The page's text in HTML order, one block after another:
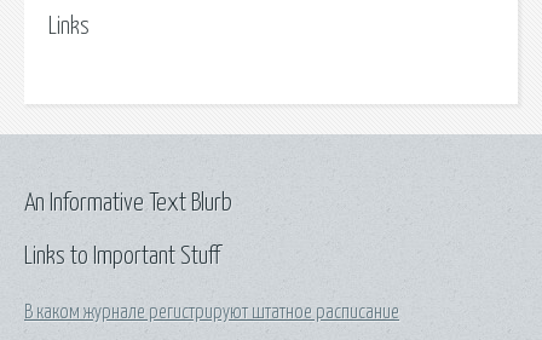
Links
Links to Important Stuff
В каком журнале регистрируют штатное расписание
An Informative Text Blurb